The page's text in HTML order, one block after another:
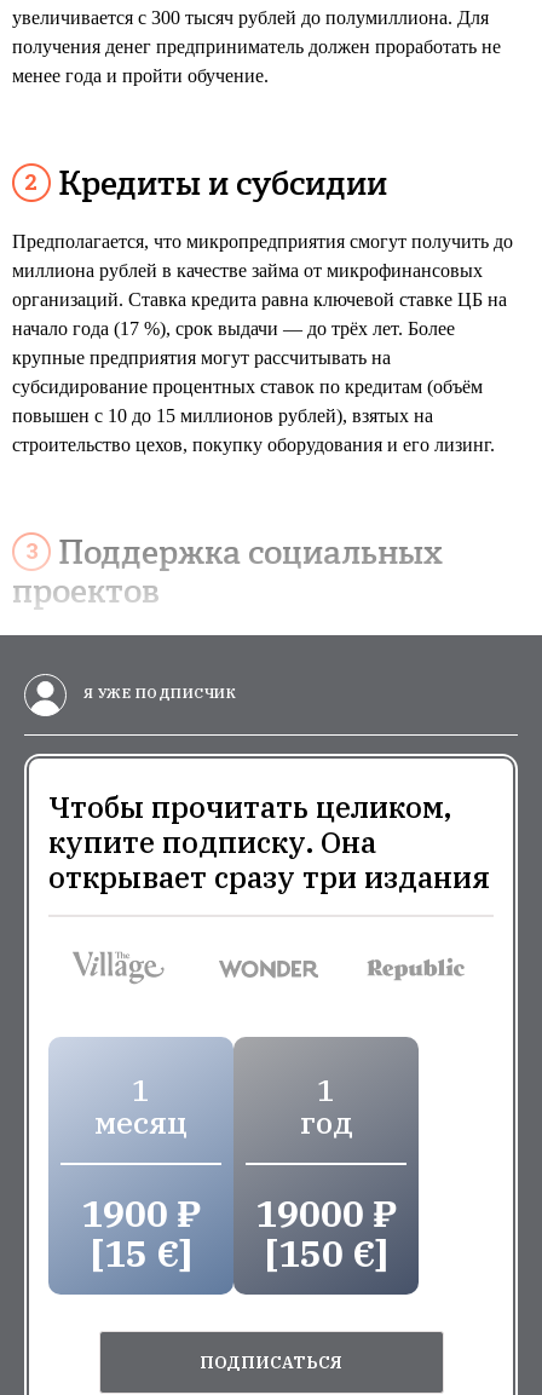
увеличивается с 300 тысяч рублей до полумиллиона. Для
получения денег предприниматель должен проработать не
менее года и пройти обучение.
Кредиты и субсидии
Предполагается, что микропредприятия смогут получить до
миллиона рублей в качестве займа от микрофинансовых
организаций. Ставка кредита равна ключевой ставке ЦБ на
начало года (17 %), срок выдачи — до трёх лет. Более
крупные предприятия могут рассчитывать на
субсидирование процентных ставок по кредитам (объём
повышен с 10 до 15 миллионов рублей), взятых на
строительство цехов, покупку оборудования и его лизинг.
Поддержка социальных
проектов
Я УЖЕ ПОДПИСЧИК
Чтобы прочитать целиком,
купите подписку. Она
открывает сразу три издания
1
месяц
1900 ₽
[15 €]
1
год
19000 ₽
[150 €]
ПОДПИСАТЬСЯ